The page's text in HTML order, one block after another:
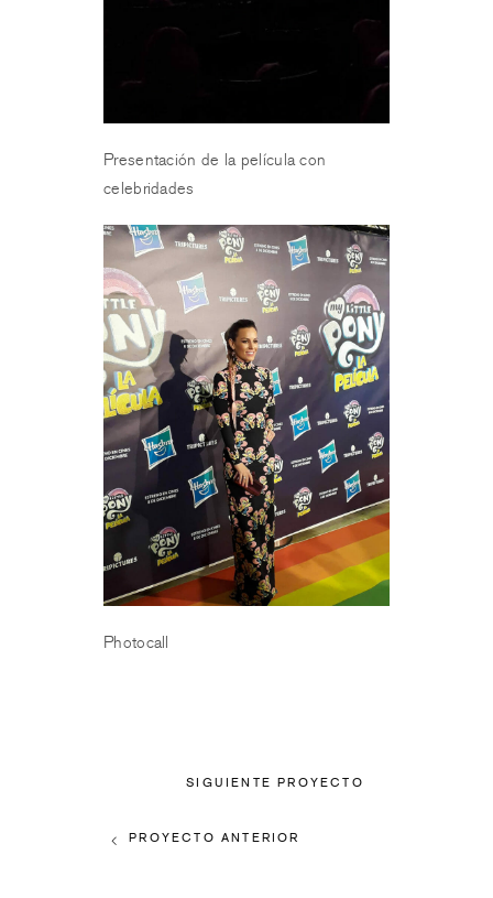
Presentación de la película con
celebridades
Photocall
SIGUIENTE PROYECTO
PROYECTO ANTERIOR